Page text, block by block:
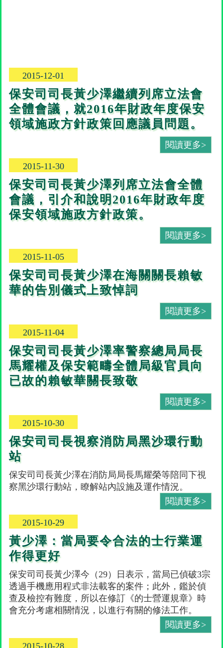
2015-12-01
保安司司長黃少澤繼續列席立法會
全體會議，就2016年財政年度保安
領域施政方針政策回應議員問題。
閱讀更多>
2015-11-30
保安司司長黃少澤列席立法會全體
會議，引介和說明2016年財政年度
保安領域施政方針政策。
閱讀更多>
2015-11-05
保安司司長黃少澤在海關關長賴敏
華的告別儀式上致悼詞
閱讀更多>
2015-11-04
保安司司長黃少澤率警察總局局長
馬耀權及保安範疇全體局級官員向
已故的賴敏華關長致敬
閱讀更多>
2015-10-30
保安司司長視察消防局黑沙環行動
站
保安司司長黃少澤在消防局局長馬耀榮等陪同下視
察黑沙環行動站，瞭解站內設施及運作情況。
閱讀更多>
2015-10-29
黃少澤：當局要令合法的士行業運
作得更好
保安司司長黃少澤今（29）日表示，當局已偵破3宗
透過手機應用程式非法載客的案件；此外，鑑於偵
查及檢控有難度，所以在修訂《的士營運規章》時
會充分考慮相關情況，以進行有關的修法工作。
閱讀更多>
2015-10-28